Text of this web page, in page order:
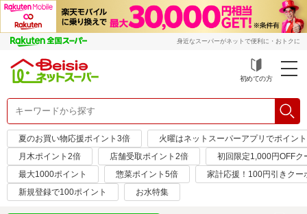
身近なスーパーがネットで便利に・おトクに
初めての方
夏のお買い物応援ポイント3倍
火曜はネットスーパーアプリでポイン
月木ポイント2倍
店舗受取ポイント2倍
初回限定1,000円OFFク
最大1000ポイント
惣菜ポイント5倍
家計応援！100円引きクー
新規登録で100ポイント
お水特集